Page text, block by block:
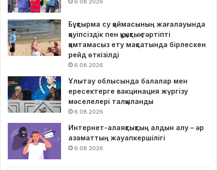
6.08.2026
Бұқтырма су қоймасының жағалауында
қауіпсіздік пен құқықтық тәртіпті
қамтамасыз ету мақсатында бірлескен
рейд өткізілді
6.08.2026
Ұлытау облысында балалар мен
ересектерге вакцинация жүргізу
мәселелері талқыланды
6.08.2026
Интернет-алаяқтықтың алдын алу – әр
азаматтың жауапкершілігі
6.08.2026